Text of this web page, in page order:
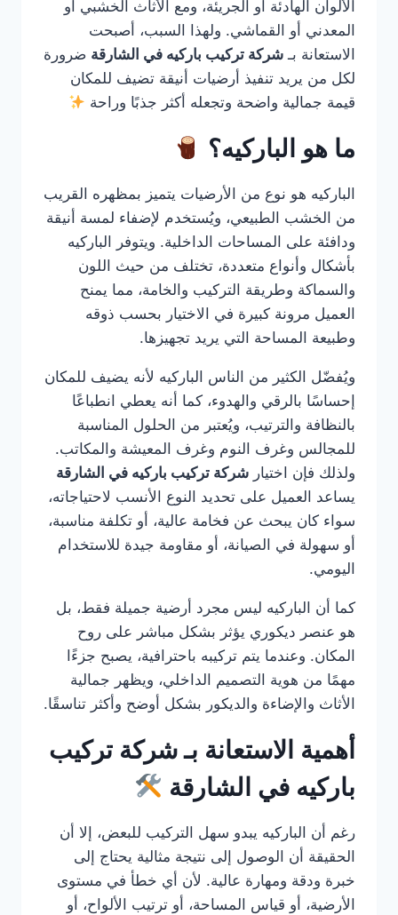
الألوان الهادئة أو الجريئة، ومع الأثاث الخشبي أو
المعدني أو القماشي. ولهذا السبب، أصبحت
الاستعانة بـ شركة تركيب باركيه في الشارقة ضرورة
لكل من يريد تنفيذ أرضيات أنيقة تضيف للمكان
قيمة جمالية واضحة وتجعله أكثر جذبًا وراحة
ما هو الباركيه؟
الباركيه هو نوع من الأرضيات يتميز بمظهره القريب
من الخشب الطبيعي، ويُستخدم لإضفاء لمسة أنيقة
ودافئة على المساحات الداخلية. ويتوفر الباركيه
بأشكال وأنواع متعددة، تختلف من حيث اللون
والسماكة وطريقة التركيب والخامة، مما يمنح
العميل مرونة كبيرة في الاختيار بحسب ذوقه
وطبيعة المساحة التي يريد تجهيزها.
ويُفضّل الكثير من الناس الباركيه لأنه يضيف للمكان
إحساسًا بالرقي والهدوء، كما أنه يعطي انطباعًا
بالنظافة والترتيب، ويُعتبر من الحلول المناسبة
للمجالس وغرف النوم وغرف المعيشة والمكاتب.
ولذلك فإن اختيار شركة تركيب باركيه في الشارقة
يساعد العميل على تحديد النوع الأنسب لاحتياجاته،
سواء كان يبحث عن فخامة عالية، أو تكلفة مناسبة،
أو سهولة في الصيانة، أو مقاومة جيدة للاستخدام
اليومي.
كما أن الباركيه ليس مجرد أرضية جميلة فقط، بل
هو عنصر ديكوري يؤثر بشكل مباشر على روح
المكان. وعندما يتم تركيبه باحترافية، يصبح جزءًا
مهمًا من هوية التصميم الداخلي، ويظهر جمالية
الأثاث والإضاءة والديكور بشكل أوضح وأكثر تناسقًا.
أهمية الاستعانة بـ شركة تركيب
باركيه في الشارقة
رغم أن الباركيه يبدو سهل التركيب للبعض، إلا أن
الحقيقة أن الوصول إلى نتيجة مثالية يحتاج إلى
خبرة ودقة ومهارة عالية. لأن أي خطأ في مستوى
الأرضية، أو قياس المساحة، أو ترتيب الألواح، أو